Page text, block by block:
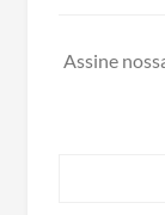
Assine